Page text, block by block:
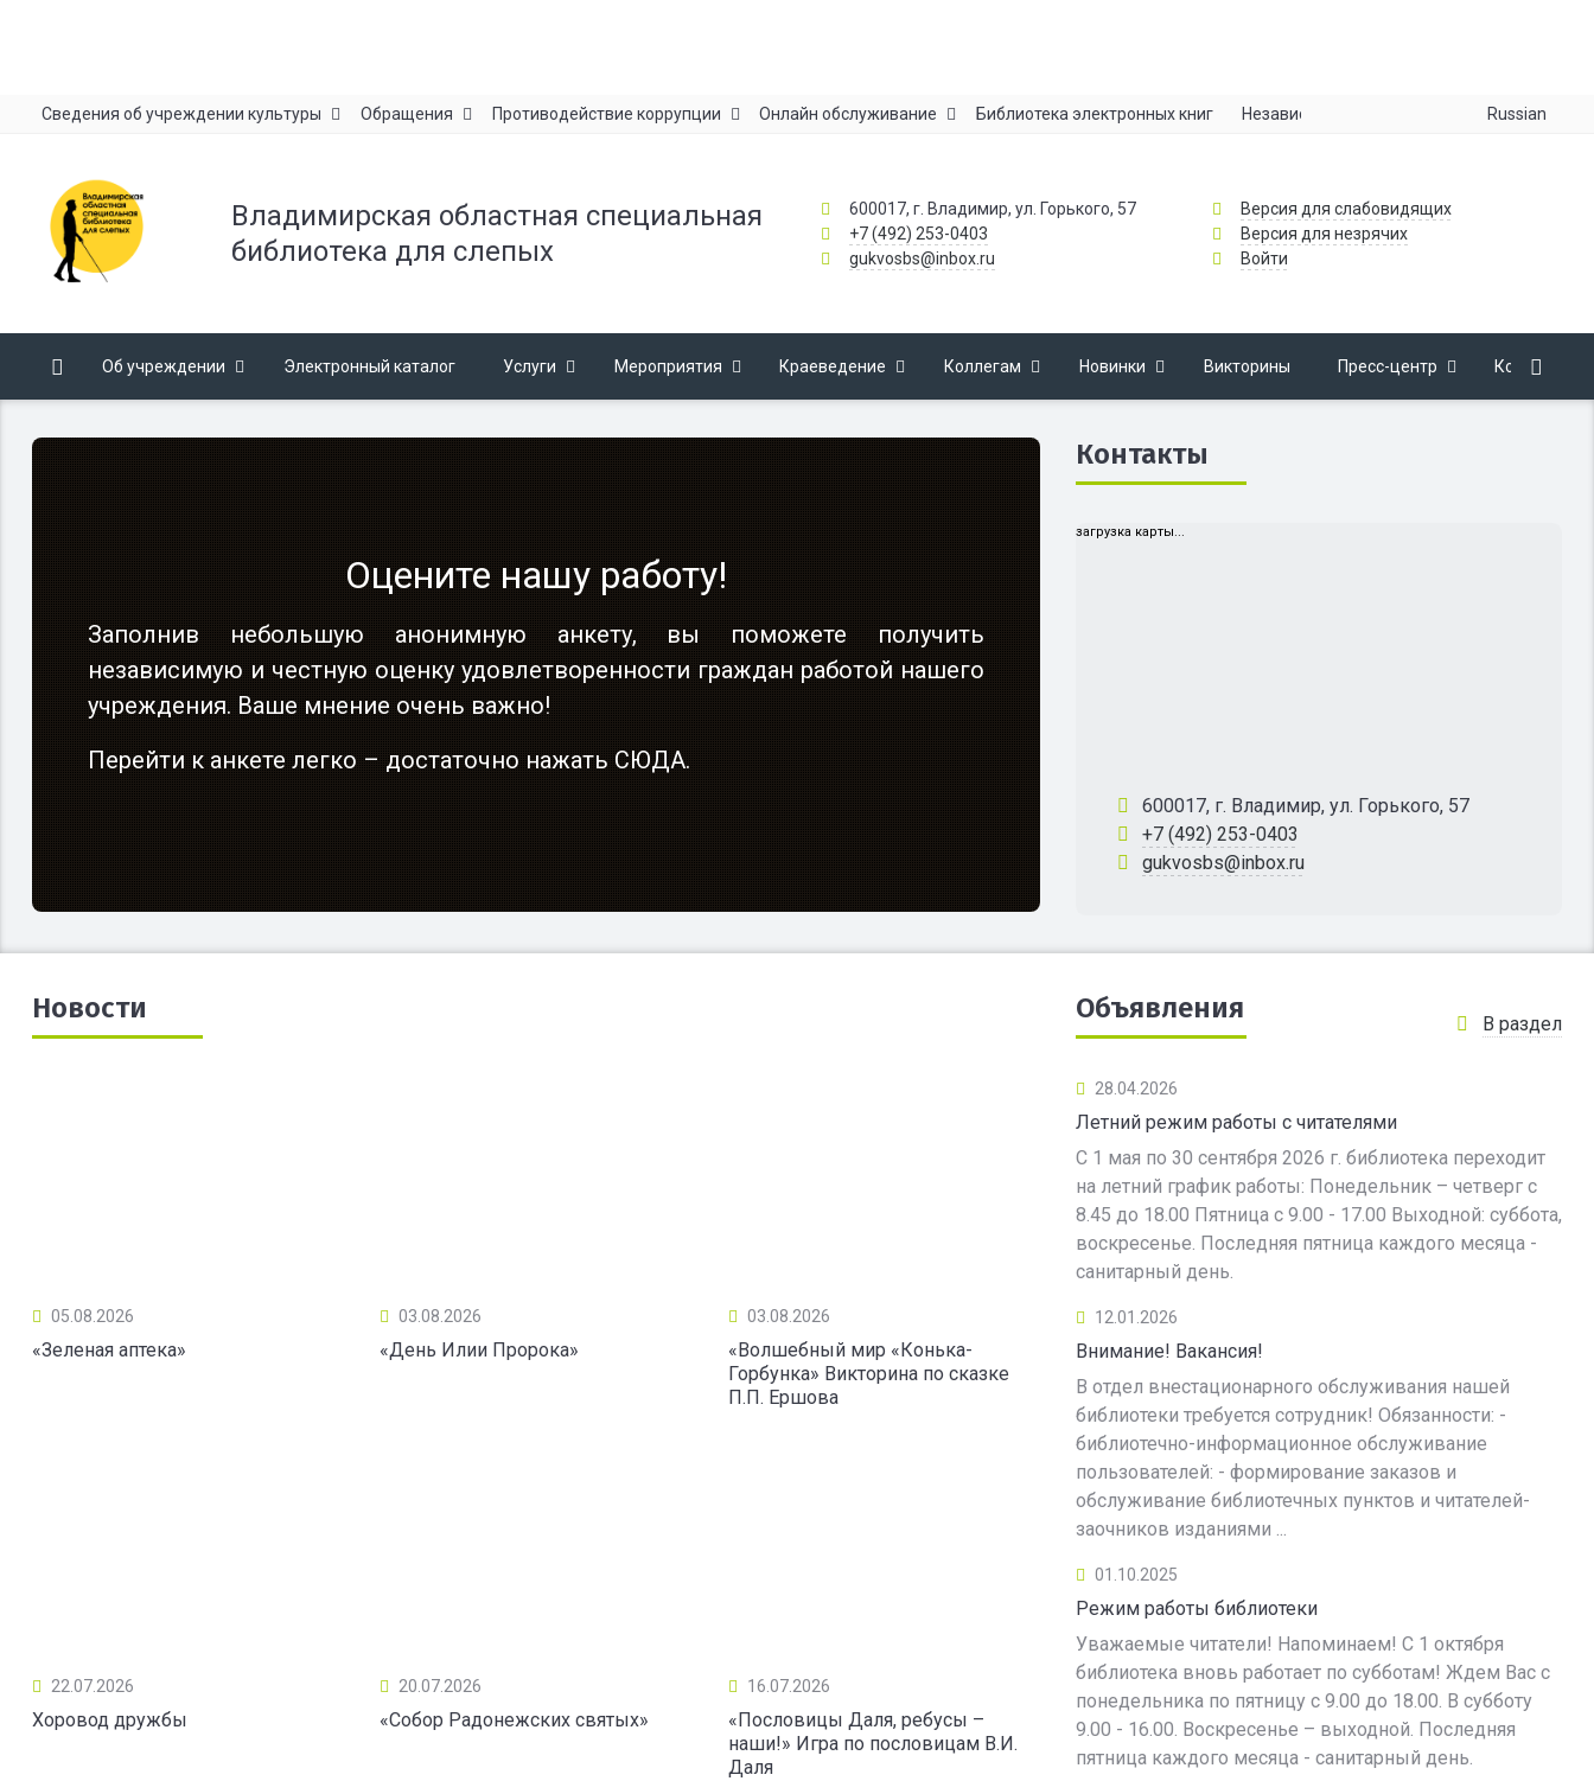
Сведения об учреждении культуры Обращения Противодействие коррупции Онлайн обслуживание Библиотека электронных книг Независимая оценка качества Russian
Владимирская областная специальная
библиотека для слепых
600017, г. Владимир, ул. Горького, 57
+7 (492) 253-0403
gukvosbs@inbox.ru
Версия для слабовидящих
Версия для незрячих
Войти
Об учреждении Электронный каталог Услуги Мероприятия Краеведение Коллегам Новинки Викторины Пресс-центр Контакты
Оцените нашу работу!
Заполнив небольшую анонимную анкету, вы поможете получить
независимую и честную оценку удовлетворенности граждан работой нашего
учреждения. Ваше мнение очень важно!
Перейти к анкете легко – достаточно нажать СЮДА.
Контакты
загрузка карты...
600017, г. Владимир, ул. Горького, 57
+7 (492) 253-0403
gukvosbs@inbox.ru
Новости
05.08.2026
«Зеленая аптека»
03.08.2026
«День Илии Пророка»
03.08.2026
«Волшебный мир «Конька-
Горбунка» Викторина по сказке
П.П. Ершова
22.07.2026
Хоровод дружбы
20.07.2026
«Собор Радонежских святых»
16.07.2026
«Пословицы Даля, ребусы –
наши!» Игра по пословицам В.И.
Даля
Объявления В раздел
28.04.2026
Летний режим работы с читателями
С 1 мая по 30 сентября 2026 г. библиотека переходит
на летний график работы: Понедельник – четверг с
8.45 до 18.00 Пятница с 9.00 - 17.00 Выходной: суббота,
воскресенье. Последняя пятница каждого месяца -
санитарный день.
12.01.2026
Внимание! Вакансия!
В отдел внестационарного обслуживания нашей
библиотеки требуется сотрудник! Обязанности: -
библиотечно-информационное обслуживание
пользователей: - формирование заказов и
обслуживание библиотечных пунктов и читателей-
заочников изданиями ...
01.10.2025
Режим работы библиотеки
Уважаемые читатели! Напоминаем! С 1 октября
библиотека вновь работает по субботам! Ждем Вас с
понедельника по пятницу с 9.00 до 18.00. В субботу
9.00 - 16.00. Воскресенье – выходной. Последняя
пятница каждого месяца - санитарный день.